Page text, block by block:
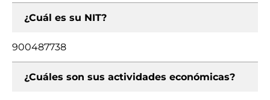
¿Cuál es su NIT?
900487738
¿Cuáles son sus actividades económicas?